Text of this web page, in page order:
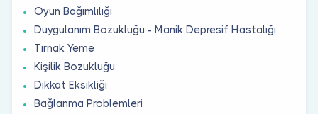
Oyun Bağımlılığı
Duygulanım Bozukluğu - Manik Depresif Hastalığı
Tırnak Yeme
Kişilik Bozukluğu
Dikkat Eksikliği
Bağlanma Problemleri